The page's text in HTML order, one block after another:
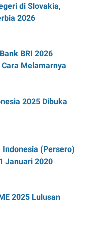
di Slovakia,
2026
BRI 2026
Melamarnya
2025 Dibuka
Indonesia (Persero)
Januari 2020
2025 Lulusan